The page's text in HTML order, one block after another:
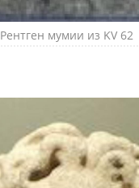
Рентген мумии из KV 62